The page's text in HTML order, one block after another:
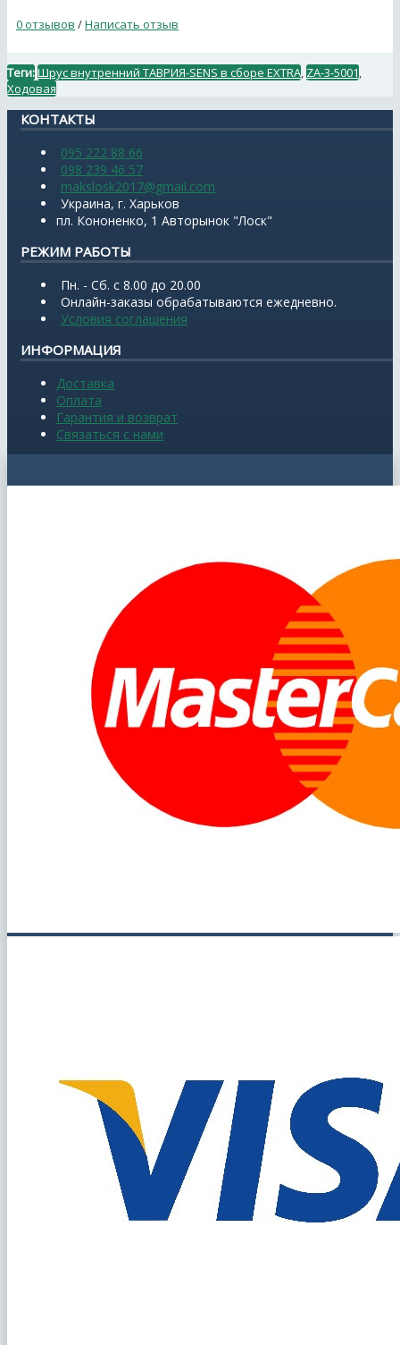
0 отзывов /Написать отзыв
Теги:Шрус внутренний ТАВРИЯ-SENS в сборе EXTRA ZA-3-5001
Ходовая
КОНТАКТЫ
095 222 88 66
098 239 46 57
makslosk2017@gmail.com
Украина, г. Харьков
пл. Кононенко, 1 Авторынок "Лоск"
РЕЖИМ РАБОТЫ
Пн. - Сб. с 8.00 до 20.00
Онлайн-заказы обрабатываются ежедневно.
Условия соглашения
ИНФОРМАЦИЯ
Доставка
Оплата
Гарантия и возврат
Связаться с нами